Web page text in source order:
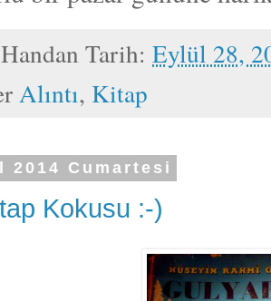
Handan Tarih: Eylül 28,
Alıntı, Kitap
2014 Cumartesi
Kokusu :-)